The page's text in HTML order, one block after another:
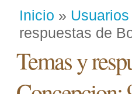
Inicio » Usuarios
respuestas de
Temas y